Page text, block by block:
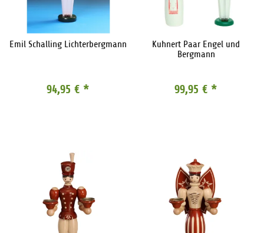
Emil Schalling Lichterbergmann
94,95 € *
Kuhnert Paar Engel und
Bergmann
99,95 € *